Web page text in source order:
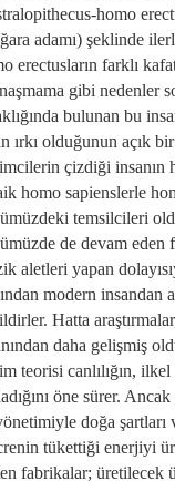
homo
adamı) şeklinde
erectusların farklı
gibi nedenler
bulunan bu
ırkı olduğunun açık bir
çizdiği insanın
homo sapienslerle
temsilcileri
de devam eden
aletleri yapan
modern insandan
Hatta
daha gelişmiş
teorisi canlılığın,
öne sürer.
doğa şartları
tükettiği enerjiyi
fabrikalar; üretilecek